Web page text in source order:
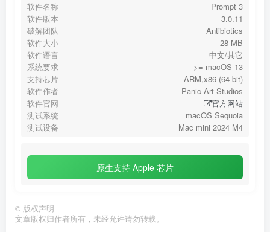
软件名称
Prompt 3
软件版本
3.0.11
破解团队
Antibiotics
软件大小
28 MB
软件语言
中文/其它
系统要求
>= macOS 13
支持芯片
ARM,x86 (64-bit)
软件作者
Panic Art Studios
软件官网
官方网站
测试系统
macOS Sequoia
测试设备
Mac mini 2024 M4
原生支持 Apple 芯片
© 版权声明
文章版权归作者所有，未经允许请勿转载。